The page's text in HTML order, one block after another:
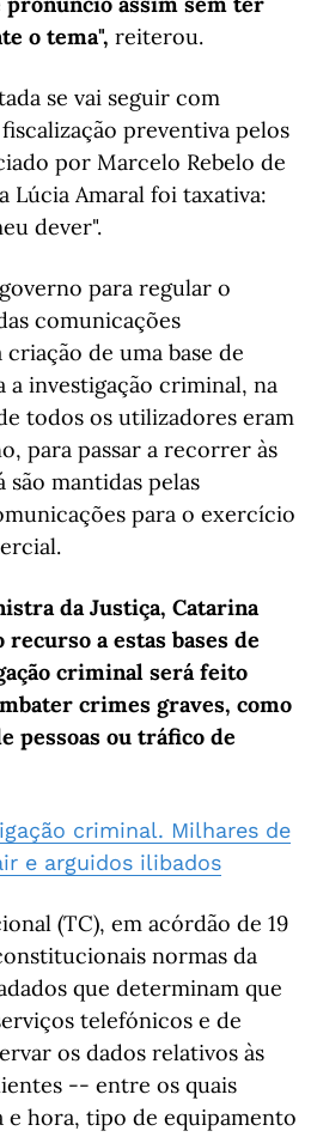
o tema", reiterou.
se vai seguir com
preventiva pelos
por Marcelo Rebelo de
Lúcia Amaral foi taxativa:
dever".
para regular o
comunicações
de uma base de
a investigação criminal, na
todos os utilizadores eram
para passar a recorrer às
são mantidas pelas
para o exercício
da Justiça, Catarina
a estas bases de
criminal será feito
crimes graves, como
pessoas ou tráfico de
criminal. Milhares de
e arguidos ilibados
(TC), em acórdão de 19
normas da
que determinam que
telefónicos e de
os dados relativos às
-- entre os quais
e hora, tipo de equipamento